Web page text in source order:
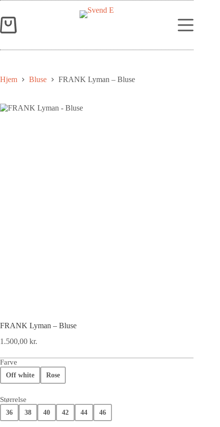
Hjem Bluse FRANK Lyman – Bluse
FRANK Lyman – Bluse
1.500,00 kr.
Farve
Off white Rose
Størrelse
36 38 40 42 44 46